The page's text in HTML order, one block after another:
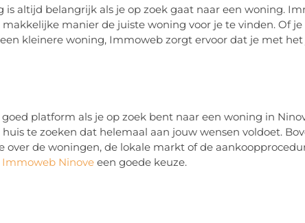
is altijd belangrijk als je op zoek gaat naar een woning.
manier de juiste woning voor je te vinden. Of
kleinere woning, Immoweb zorgt ervoor dat je met
platform als je op zoek bent naar een woning in
te zoeken dat helemaal aan jouw wensen voldoet.
de woningen, de lokale markt of de
Immoweb Ninove een goede keuze.